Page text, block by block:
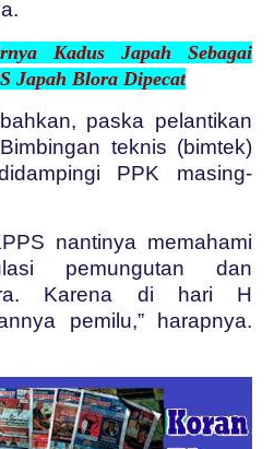
Kadus Japah Sebagai
Japah Blora Dipecat
paska pelantikan
teknis (bimtek)
PPK masing-
nantinya memahami
pemungutan dan
Karena di hari H
pemilu,” harapnya.